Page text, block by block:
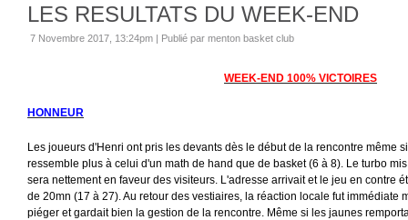
LES RESULTATS DU WEEK-END
7 Novembre 2017, 13:24pm | Publié par menton basket club
WEEK-END 100% VICTOIRES
HONNEUR
Les joueurs d'Henri ont pris les devants dès le début de la rencontre même
ressemble plus à celui d'un math de hand que de basket (6 à 8). Le turbo
sera nettement en faveur des visiteurs. L'adresse arrivait et le jeu en contre
de 20mn (17 à 27). Au retour des vestiaires, la réaction locale fut immédiate
piéger et gardait bien la gestion de la rencontre. Même si les jaunes